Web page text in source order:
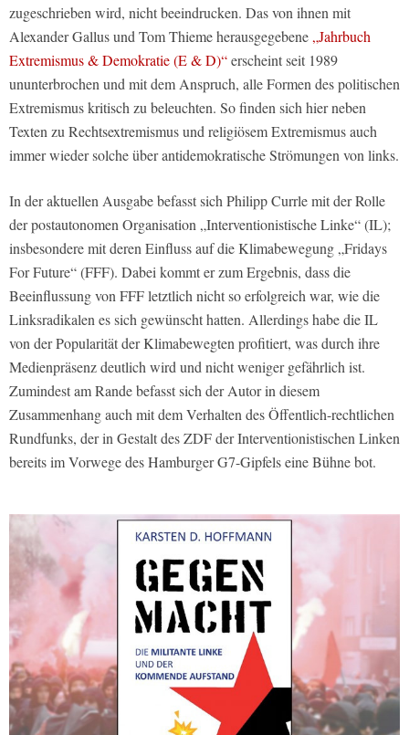
zugeschrieben wird, nicht beeindrucken. Das von ihnen mit
Alexander Gallus und Tom Thieme herausgegebene„Jahrbuch
Extremismus & Demokratie (E & D)“erscheint seit 1989
ununterbrochen und mit dem Anspruch, alle Formen des politischen
Extremismus kritisch zu beleuchten. So finden sich hier neben
Texten zu Rechtsextremismus und religiösem Extremismus auch
immer wieder solche über antidemokratische Strömungen von links.
In der aktuellen Ausgabe befasst sich Philipp Currle mit der Rolle
der postautonomen Organisation „Interventionistische Linke“ (IL);
insbesondere mit deren Einfluss auf die Klimabewegung „Fridays
For Future“ (FFF). Dabei kommt er zum Ergebnis, dass die
Beeinflussung von FFF letztlich nicht so erfolgreich war, wie die
Linksradikalen es sich gewünscht hatten. Allerdings habe die IL
von der Popularität der Klimabewegten profitiert, was durch ihre
Medienpräsenz deutlich wird und nicht weniger gefährlich ist.
Zumindest am Rande befasst sich der Autor in diesem
Zusammenhang auch mit dem Verhalten des Öffentlich-rechtlichen
Rundfunks, der in Gestalt des ZDF der Interventionistischen Linken
bereits im Vorwege des Hamburger G7-Gipfels eine Bühne bot.